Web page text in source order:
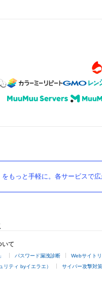
もっと手軽に。各サービスで
いて
パスワード漏洩診断 Webサイト
リティ byイエラエ） サイバー攻撃対